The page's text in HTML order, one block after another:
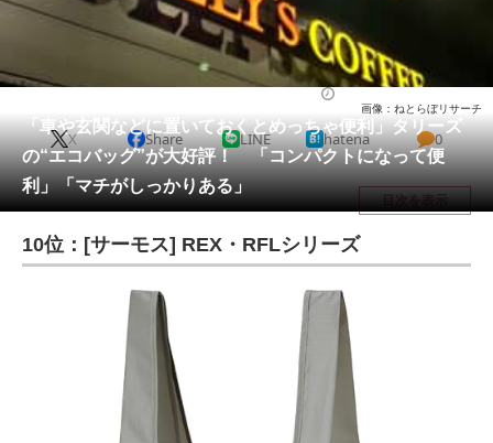
教育・育児
動物 リサーチ
会員記事
メディア
注目記事を集めた総合ページ
ITの今と未来を見通す
スマホと通信の最新トレンド
進化するPCとデバイスの未来
好きが集まる 比べて選べる
「車や玄関などに置いておくとめっちゃ便利」タリーズ
の“エコバッグ”が大好評！ 「コンパクトになって便
利」「マチがしっかりある」
画像：ねとらぼリサーチ
X Share LINE hatena 0
目次を表示
10位：[サーモス] REX・RFLシリーズ